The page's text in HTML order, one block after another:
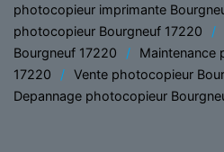
photocopieur imprimante
photocopieur Bourgneuf 17220
Bourgneuf 17220
Maintenance
17220
Vente photocopieur
Depannage photocopieur